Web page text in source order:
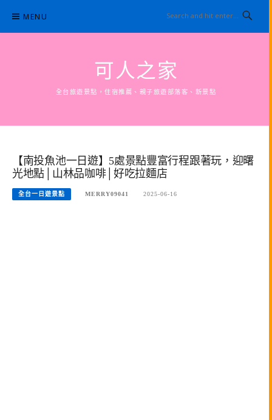
content
MENU
可人之家
全台旅遊景點，住宿推薦、親子旅遊部落客、新景點
【南投魚池一日遊】5處景點豐富行程跟著玩，迎曙
光地點│山林品咖啡│好吃拉麵店
全台一日遊景點 MERRY09041 2025-06-16